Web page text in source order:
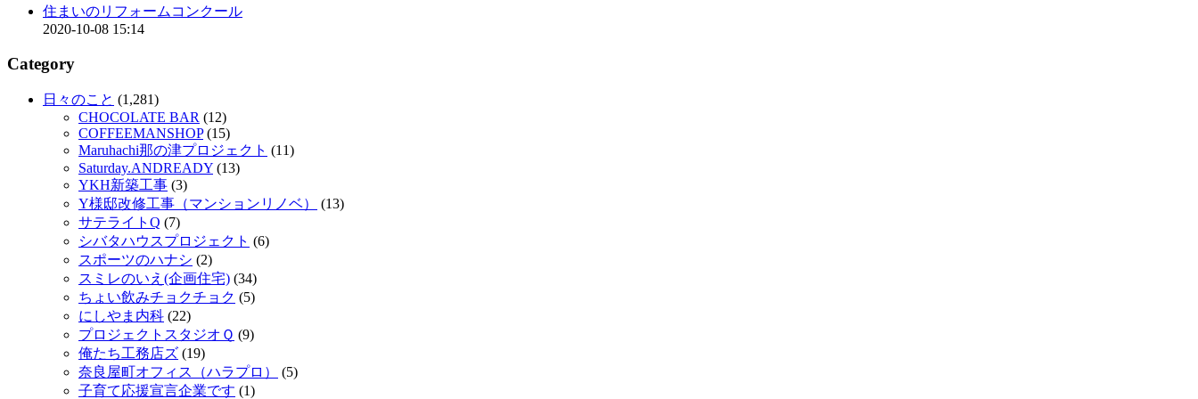
住まいのリフォームコンクール
2020-10-08 15:14
Category
日々のこと (1,281)
CHOCOLATE BAR (12)
COFFEEMANSHOP(15)
Maruhachi那の津プロジェクト (11)
Saturday.ANDREADY (13)
YKH新築工事 (3)
Y様邸改修工事（マンションリノベ）
(13)
サテライトQ (7)
シバタハウスプロジェクト (6)
スポーツのハナシ (2)
スミレのいえ(企画住宅) (34)
ちょい飲みチョクチョク (5)
にしやま内科 (22)
プロジェクトスタジオＱ (9)
俺たち工務店ズ (19)
奈良屋町オフィス（ハラプロ）
(5)
子育て応援宣言企業です (1)